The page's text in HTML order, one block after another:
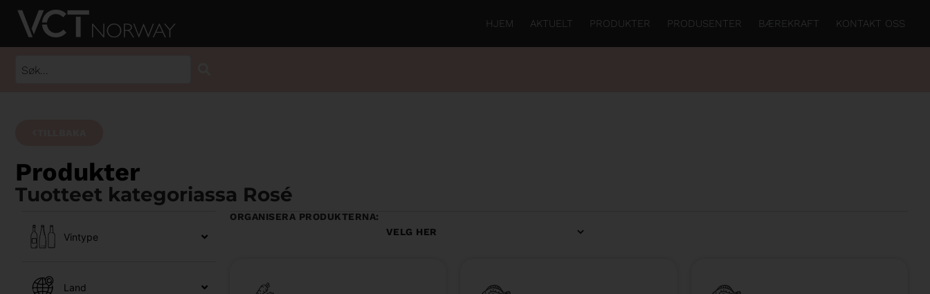
HJEM AKTUELT PRODUKTER PRODUSENTER BÆREKRAFT KONTAKT OSS
Produkter
Tuotteet kategoriassa Rosé
Vintype
Land
ORGANISERA PRODUKTERNA: